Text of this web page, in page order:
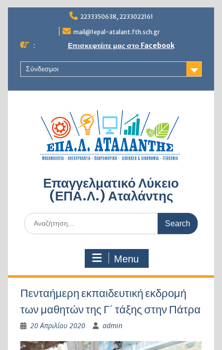
2233350638, 2233022161
mail@1epal-atalant.fth.sch.gr
: Επισκεφτέιτε μας στο Facebook
Σύνδεσμοι
Επαγγελματικό Λύκειο
(ΕΠΑ.Λ.) Αταλάντης
Search
for:
Menu
Πενταήμερη εκπαιδευτική εκδρομή
των μαθητών της Γ΄ τάξης στην Πάτρα
20 Απριλίου 2020 admin